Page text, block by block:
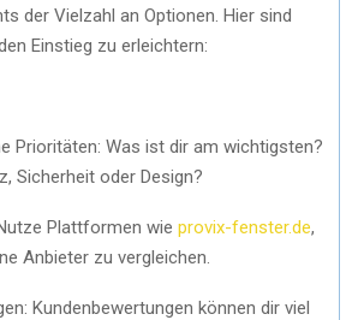
der Vielzahl an Optionen. Hier sind
Einstieg zu erleichtern:
Prioritäten: Was ist dir am wichtigsten?
Sicherheit oder Design?
Plattformen wie provix-fenster.de,
Anbieter zu vergleichen.
Kundenbewertungen können dir viel